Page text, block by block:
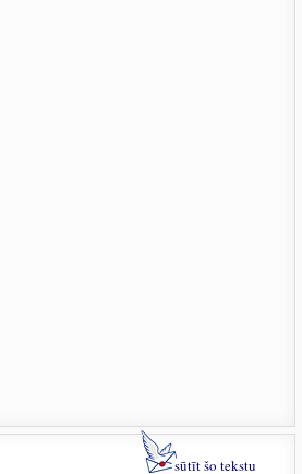
sūtīt šo tekstu